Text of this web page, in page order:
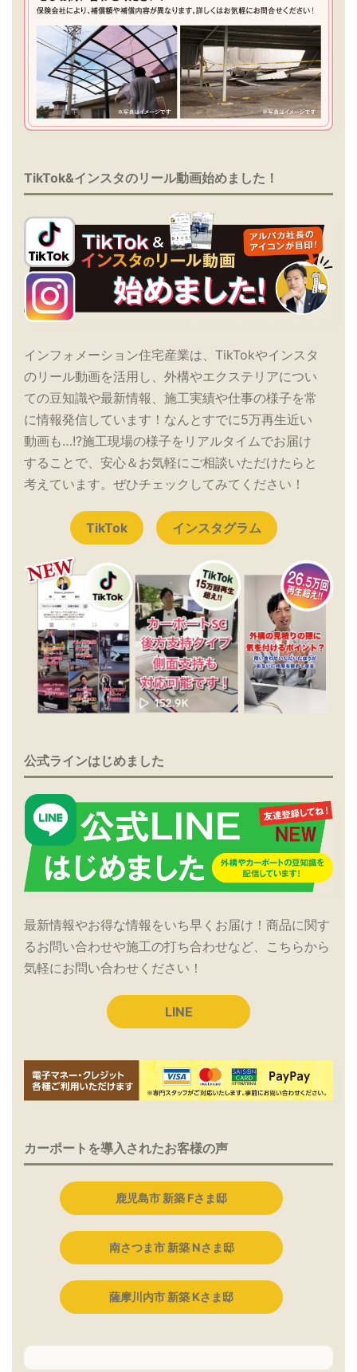
TikTok&インスタのリール動画始めました！
インフォメーション住宅産業は、TikTokやインスタ
のリール動画を活用し、外構やエクステリアについ
ての豆知識や最新情報、施工実績や仕事の様子を常
に情報発信しています！なんとすでに5万再生近い
動画も…!?施工現場の様子をリアルタイムでお届け
することで、安心＆お気軽にご相談いただけたらと
考えています。ぜひチェックしてみてください！
TikTok インスタグラム
公式ラインはじめました
最新情報やお得な情報をいち早くお届け！商品に関す
るお問い合わせや施工の打ち合わせなど、こちらから
気軽にお問い合わせください！
LINE
カーポートを導入されたお客様の声
鹿児島市 新築 Fさま邸
南さつま市 新築 Nさま邸
薩摩川内市 新築 Kさま邸